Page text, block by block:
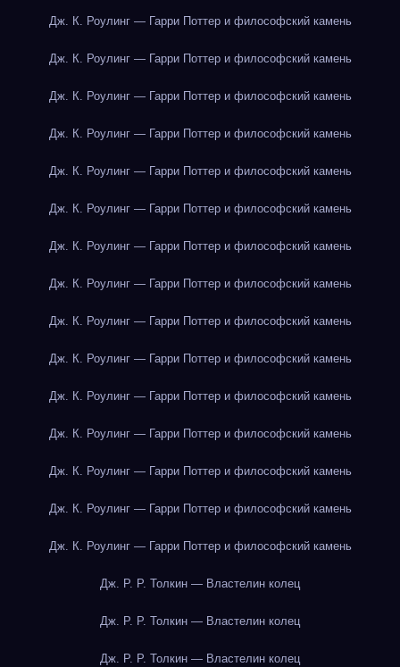
Дж. К. Роулинг — Гарри Поттер и философский камень
Дж. К. Роулинг — Гарри Поттер и философский камень
Дж. К. Роулинг — Гарри Поттер и философский камень
Дж. К. Роулинг — Гарри Поттер и философский камень
Дж. К. Роулинг — Гарри Поттер и философский камень
Дж. К. Роулинг — Гарри Поттер и философский камень
Дж. К. Роулинг — Гарри Поттер и философский камень
Дж. К. Роулинг — Гарри Поттер и философский камень
Дж. К. Роулинг — Гарри Поттер и философский камень
Дж. К. Роулинг — Гарри Поттер и философский камень
Дж. К. Роулинг — Гарри Поттер и философский камень
Дж. К. Роулинг — Гарри Поттер и философский камень
Дж. К. Роулинг — Гарри Поттер и философский камень
Дж. К. Роулинг — Гарри Поттер и философский камень
Дж. К. Роулинг — Гарри Поттер и философский камень
Дж. Р. Р. Толкин — Властелин колец
Дж. Р. Р. Толкин — Властелин колец
Дж. Р. Р. Толкин — Властелин колец